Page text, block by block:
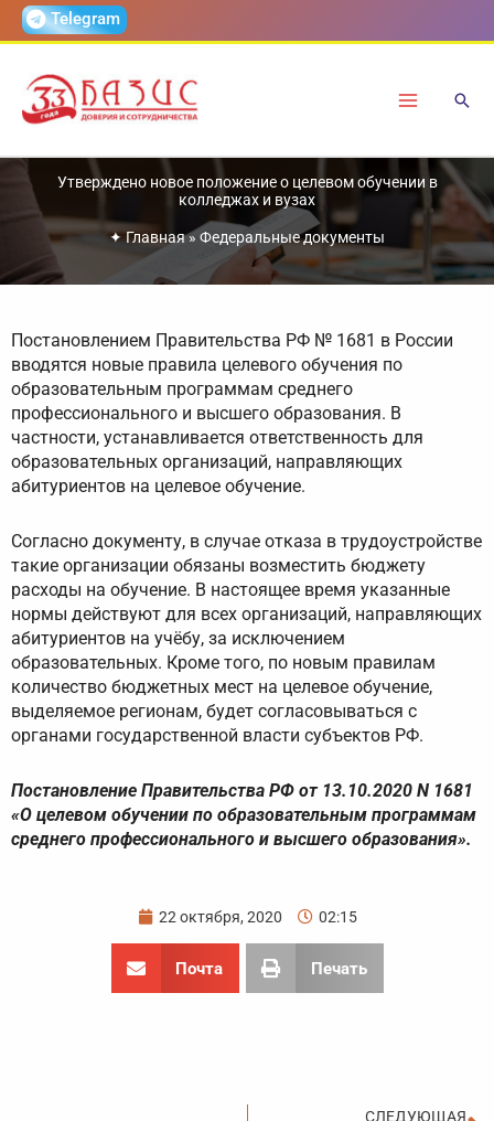
ПерейтиTelegram
Утверждено новое положение о целевом обучении в
колледжах и вузах
✦Главная» Федеральные документы
Постановлением Правительства РФ № 1681 в России
вводятся новые правила целевого обучения по
образовательным программам среднего
профессионального и высшего образования. В
частности, устанавливается ответственность для
образовательных организаций, направляющих
абитуриентов на целевое обучение.
Согласно документу, в случае отказа в трудоустройстве
такие организации обязаны возместить бюджету
расходы на обучение. В настоящее время указанные
нормы действуют для всех организаций, направляющих
абитуриентов на учёбу, за исключением
образовательных. Кроме того, по новым правилам
количество бюджетных мест на целевое обучение,
выделяемое регионам, будет согласовываться с
органами государственной власти субъектов РФ.
Постановление Правительства РФ от 13.10.2020 N 1681
«О целевом обучении по образовательным программам
среднего профессионального и высшего образования».
22 октября, 2020 02:15
Почта Печать
СЛЕДУЮЩАЯ